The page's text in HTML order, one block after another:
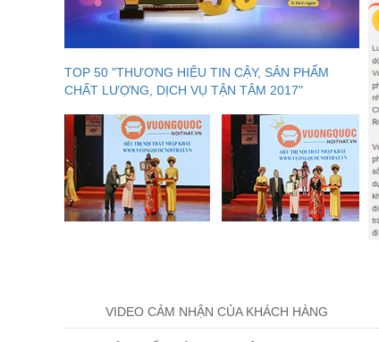
TOP 50 "THƯƠNG HIỆU TIN CẬY, SẢN PHẨM
CHẤT LƯỢNG, DỊCH VỤ TẬN TÂM 2017"
VIDEO CẢM NHẬN CỦA KHÁCH HÀNG